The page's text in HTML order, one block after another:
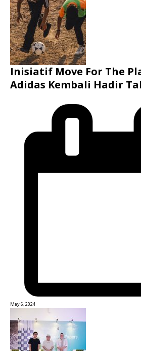
Inisiatif Move For The
Adidas Kembali Hadir
May 6, 2024